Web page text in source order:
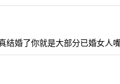
结婚了你就是大部分已婚女人